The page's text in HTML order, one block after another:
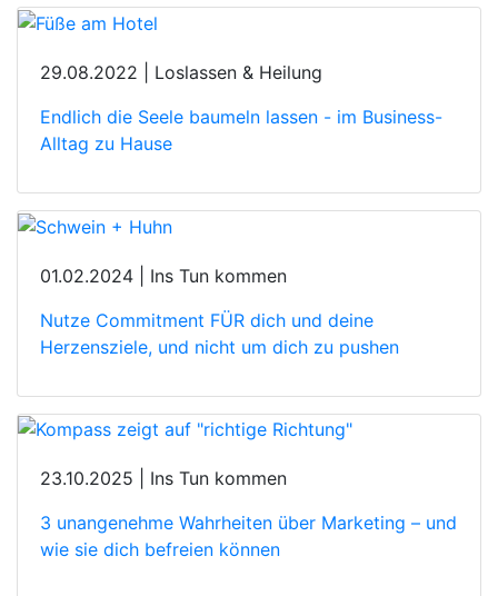
29.08.2022 | Loslassen & Heilung
Endlich die Seele baumeln lassen - im Business-
Alltag zu Hause
01.02.2024 | Ins Tun kommen
Nutze Commitment FÜR dich und deine
Herzensziele, und nicht um dich zu pushen
23.10.2025 | Ins Tun kommen
3 unangenehme Wahrheiten über Marketing – und
wie sie dich befreien können